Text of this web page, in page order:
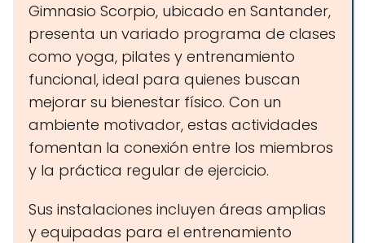
Gimnasio Scorpio, ubicado en Santander,
presenta un variado programa de clases
como yoga, pilates y entrenamiento
funcional, ideal para quienes buscan
mejorar su bienestar físico. Con un
ambiente motivador, estas actividades
fomentan la conexión entre los miembros
y la práctica regular de ejercicio.
Sus instalaciones incluyen áreas amplias
y equipadas para el entrenamiento